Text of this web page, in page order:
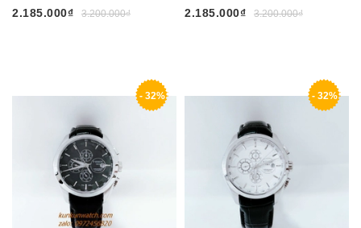
2.185.000₫
3.200.000₫
2.185.000₫
3.200.000₫
- 32% - 32%